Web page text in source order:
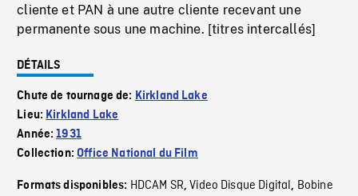
cliente et PAN à une autre cliente recevant une
permanente sous une machine. [titres intercallés]
DÉTAILS
Chute de tournage de: Kirkland Lake
Lieu: Kirkland Lake
Année:1931
Collection:Office National du Film
Formats disponibles: HDCAM SR,Video Disque Digital, Bobine